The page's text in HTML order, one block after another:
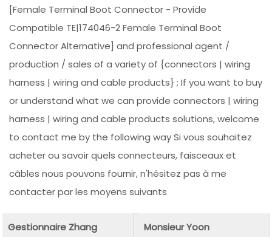
[Female Terminal Boot Connector - Provide
Compatible TE|174046-2 Female Terminal Boot
Connector Alternative] and professional agent /
production / sales of a variety of {connectors | wiring
harness | wiring and cable products} ; If you want to buy
or understand what we can provide connectors | wiring
harness | wiring and cable products solutions, welcome
to contact me by the following way Si vous souhaitez
acheter ou savoir quels connecteurs, faisceaux et
câbles nous pouvons fournir, n'hésitez pas à me
contacter par les moyens suivants
Gestionnaire Zhang
Monsieur Yoon